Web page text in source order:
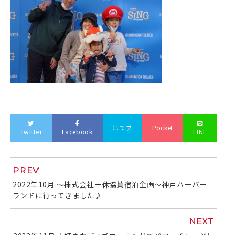
Twitter Facebook はてブ Pocket LINE
PREV
2022年10月 ～株式会社一休協賛宿泊企画～神戸ハーバー
ランドに行ってきました♪
NEXT